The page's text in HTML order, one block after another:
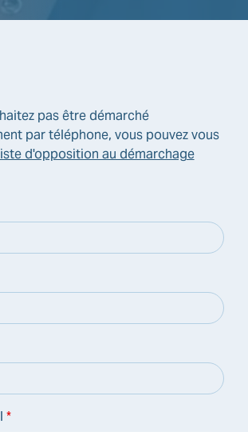
pas être démarché
par téléphone, vous pouvez vous
d'opposition au démarchage
*